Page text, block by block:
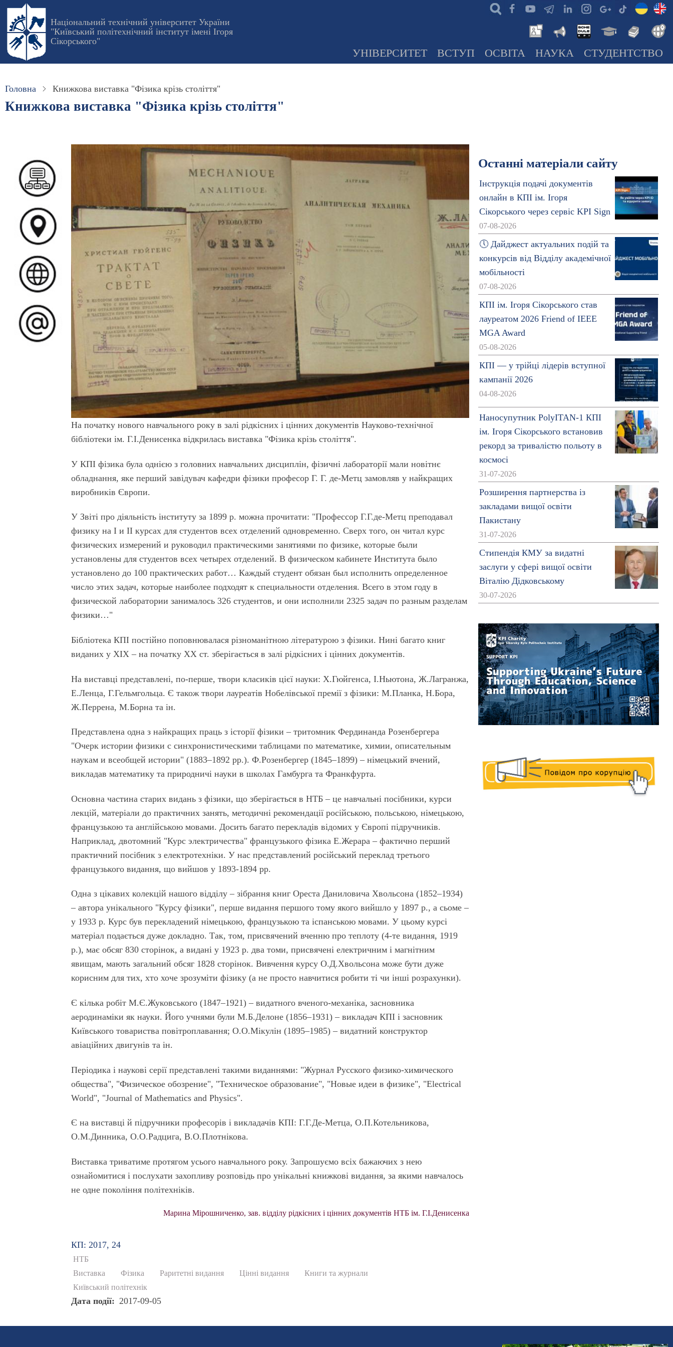
Перейти
основного
вмісту
Національний технічний університет України
"Київський політехнічний інститут імені Ігоря
Сікорського"
УНІВЕРСИТЕТ ВСТУП ОСВІТА НАУКА СТУДЕНТСТВО
Головна Книжкова виставка "Фізика крізь століття"
Книжкова виставка "Фізика крізь століття"
На початку нового навчального року в залі рідкісних і цінних документів Науково-технічної
бібліотеки ім. Г.І.Денисенка відкрилась виставка "Фізика крізь століття".
У КПІ фізика була однією з головних навчальних дисциплін, фізичні лабораторії мали новітнє
обладнання, яке перший завідувач кафедри фізики професор Г. Г. де-Метц замовляв у найкращих
виробників Європи.
У Звіті про діяльність інституту за 1899 р. можна прочитати: "Профессор Г.Г.де-Метц преподавал
физику на І и ІІ курсах для студентов всех отделений одновременно. Сверх того, он читал курс
физических измерений и руководил практическими занятиями по физике, которые были
установлены для студентов всех четырех отделений. В физическом кабинете Института было
установлено до 100 практических работ… Каждый студент обязан был исполнить определенное
число этих задач, которые наиболее подходят к специальности отделения. Всего в этом году в
физической лаборатории занималось 326 студентов, и они исполнили 2325 задач по разным разделам
физики…"
Бібліотека КПІ постійно поповнювалася різноманітною літературою з фізики. Нині багато книг
виданих у ХІХ – на початку ХХ ст. зберігається в залі рідкісних і цінних документів.
На виставці представлені, по-перше, твори класиків цієї науки: Х.Гюйгенса, І.Ньютона, Ж.Лагранжа,
Е.Ленца, Г.Гельмгольца. Є також твори лауреатів Нобелівської премії з фізики: М.Планка, Н.Бора,
Ж.Перрена, М.Борна та ін.
Представлена одна з найкращих праць з історії фізики – тритомник Фердинанда Розенбергера
"Очерк истории физики с синхронистическими таблицами по математике, химии, описательным
наукам и всеобщей истории" (1883–1892 рр.). Ф.Розенбергер (1845–1899) – німецький вчений,
викладав математику та природничі науки в школах Гамбурга та Франкфурта.
Основна частина старих видань з фізики, що зберігається в НТБ – це навчальні посібники, курси
лекцій, матеріали до практичних занять, методичні рекомендації російською, польською, німецькою,
французькою та англійською мовами. Досить багато перекладів відомих у Європі підручників.
Наприклад, двотомний "Курс электричества" французького фізика Е.Жерара – фактично перший
практичний посібник з електротехніки. У нас представлений російський переклад третього
французького видання, що вийшов у 1893-1894 рр.
Одна з цікавих колекцій нашого відділу – зібрання книг Ореста Даниловича Хвольсона (1852–1934)
– автора унікального "Курсу фізики", перше видання першого тому якого вийшло у 1897 р., а сьоме –
у 1933 р. Курс був перекладений німецькою, французькою та іспанською мовами. У цьому курсі
матеріал подається дуже докладно. Так, том, присвячений вченню про теплоту (4-те видання, 1919
р.), має обсяг 830 сторінок, а видані у 1923 р. два томи, присвячені електричним і магнітним
явищам, мають загальний обсяг 1828 сторінок. Вивчення курсу О.Д.Хвольсона може бути дуже
корисним для тих, хто хоче зрозуміти фізику (а не просто навчитися робити ті чи інші розрахунки).
Є кілька робіт М.Є.Жуковського (1847–1921) – видатного вченого-механіка, засновника
аеродинаміки як науки. Його учнями були М.Б.Делоне (1856–1931) – викладач КПІ і засновник
Київського товариства повітроплавання; О.О.Мікулін (1895–1985) – видатний конструктор
авіаційних двигунів та ін.
Періодика і наукові серії представлені такими виданнями: "Журнал Русского физико-химического
общества", "Физическое обозрение", "Техническое образование", "Новые идеи в физике", "Electrical
World", "Journal of Mathematics and Physics".
Є на виставці й підручники професорів і викладачів КПІ: Г.Г.Де-Метца, О.П.Котельникова,
О.М.Динника, О.О.Радцига, В.О.Плотнікова.
Виставка триватиме протягом усього навчального року. Запрошуємо всіх бажаючих з нею
ознайомитися і послухати захопливу розповідь про унікальні книжкові видання, за якими навчалось
не одне покоління політехніків.
Марина Мірошниченко, зав. відділу рідкісних і цінних документів НТБ ім. Г.І.Денисенка
КП: 2017, 24
НТБ
Виставка
Фізика Раритетні видання Цінні видання
Книги та журнали
Київський політехнік
Дата події 2017-09-05
Останні матеріали сайту
Інструкція подачі документів
онлайн в КПІ ім. Ігоря
Сікорського через сервіс KPI Sign
07-08-2026
🕔 Дайджест актуальних подій та
конкурсів від Відділу академічної
мобільності
07-08-2026
КПІ ім. Ігоря Сікорського став
лауреатом 2026 Friend of IEEE
MGA Award
05-08-2026
КПІ — у трійці лідерів вступної
кампанії 2026
04-08-2026
Наносупутник PolyITAN-1 КПІ
ім. Ігоря Сікорського встановив
рекорд за тривалістю польоту в
космосі
31-07-2026
Розширення партнерства із
закладами вищої освіти
Пакистану
31-07-2026
Стипендія КМУ за видатні
заслуги у сфері вищої освіти
Віталію Дідковському
30-07-2026